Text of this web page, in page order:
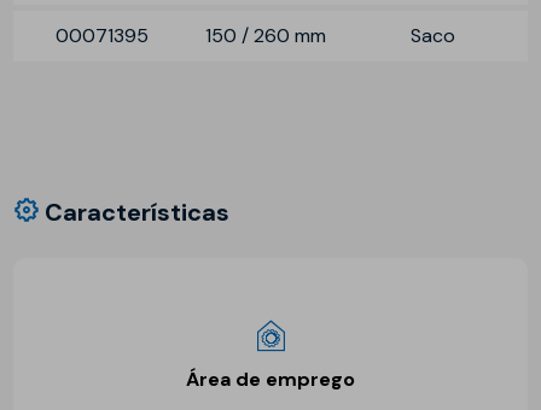
00071395 150 / 260 mm Saco
Características
Área de emprego